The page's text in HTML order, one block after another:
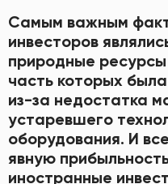
Самым важным
инвесторов
природные
часть которых
из-за недостатка
устаревшего
оборудования. И
явную
иностранные